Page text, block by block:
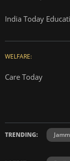
India Today
WELFARE:
Care Today
TRENDING: